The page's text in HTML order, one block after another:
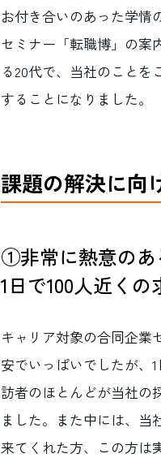
お付き合いのあった学情
セミナー「転職博」の案
る20代で、当社のこと
することになりました。
課題の解決に向
①非常に熱意のあ
1日で100人近く
キャリア対象の合同企業
安でいっぱいでしたが、
訪者のほとんどが当社の
ました。また中には、当
来てくれた方、この方は